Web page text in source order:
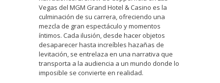
Vegas del MGM Grand Hotel & Casino es la
culminación de su carrera, ofreciendo una
mezcla de gran espectáculo y momentos
íntimos. Cada ilusión, desde hacer objetos
desaparecer hasta increíbles hazañas de
levitación, se entrelaza en una narrativa que
transporta a la audiencia a un mundo donde lo
imposible se convierte en realidad.